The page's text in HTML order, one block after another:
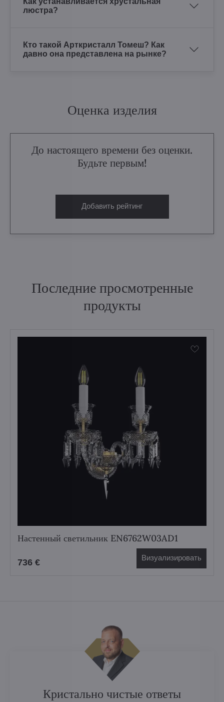
люстра?
Кто такой Арткристалл Томеш? Как
давно она представлена на рынке?
Оценка изделия
До настоящего времени без оценки.
Будьте первым!
Добавить рейтинг
Последние просмотренные
продукты
Настенный светильник EN6762W03AD1
736 € Визуализировать
Кристально чистые ответы